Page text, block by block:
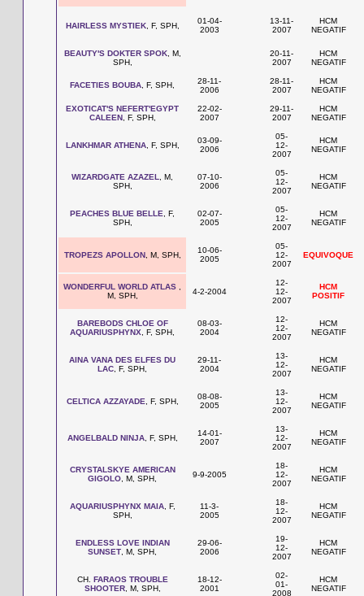
HAIRLESS MYSTIEK, F, SPH,
01-04-
2003
13-11-
2007
HCM
NEGATIF
BEAUTY'S DOKTER SPOK, M,
SPH,
20-11-
2007
HCM
NEGATIF
FACETIES BOUBA , F, SPH,
28-11-
2006
28-11-
2007
HCM
NEGATIF
EXOTICAT'S NEFERT'EGYPT
CALEEN, F, SPH,
22-02-
2007
29-11-
2007
HCM
NEGATIF
LANKHMAR ATHENA, F, SPH,
03-09-
2006
05-
12-
2007
HCM
NEGATIF
WIZARDGATE AZAZEL
, M,
SPH,
07-10-
2006
05-
12-
2007
HCM
NEGATIF
PEACHES BLUE BELLE , F,
SPH,
02-07-
2005
05-
12-
2007
HCM
NEGATIF
TROPEZS APOLLON, M, SPH,
10-06-
2005
05-
12-
2007
EQUIVOQUE
WONDERFUL WORLD ATLAS
M, SPH,
4-2-2004
12-
12-
2007
HCM
POSITIF
BAREBODS CHLOE OF
AQUARIUSPHYNX , F, SPH,
08-03-
2004
12-
12-
2007
HCM
NEGATIF
AINA VANA DES ELFES DU
LAC , F, SPH,
29-11-
2004
13-
12-
2007
HCM
NEGATIF
CELTICA AZZAYADE , F, SPH,
08-08-
2005
13-
12-
2007
HCM
NEGATIF
ANGELBALD NINJA, F, SPH,
14-01-
2007
13-
12-
2007
HCM
NEGATIF
CRYSTALSKYE AMERICAN
GIGOLO , M, SPH, 9-9-2005
18-
12-
2007
HCM
NEGATIF
AQUARIUSPHYNX MAIA, F,
SPH,
11-3-
2005
18-
12-
2007
HCM
NEGATIF
ENDLESS LOVE INDIAN
SUNSET , M, SPH,
29-06-
2006
19-
12-
2007
HCM
NEGATIF
CH. FARAOS TROUBLE
SHOOTER, M, SPH,
18-12-
2001
02-
01-
2008
HCM
NEGATIF